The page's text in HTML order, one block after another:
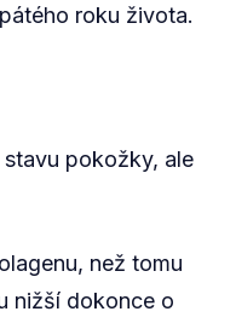
roku života.
pokožky, ale
než tomu
nižší dokonce o